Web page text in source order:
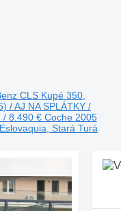
CLS Kupé 350,
/ AJ NA SPLÁTKY /
/ 8.490 € Coche 2005
Eslovaquia, Stará Turá